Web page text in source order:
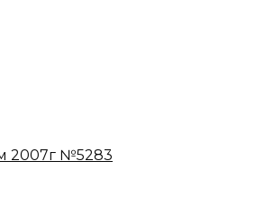
2007г №5283